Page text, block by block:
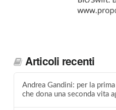
Articoli recenti
Andrea Gandini: per la
che dona una seconda vita